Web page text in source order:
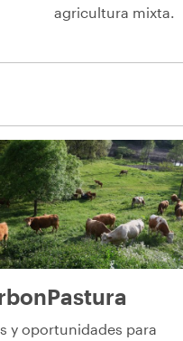
agricultura mixta.
y oportunidades para